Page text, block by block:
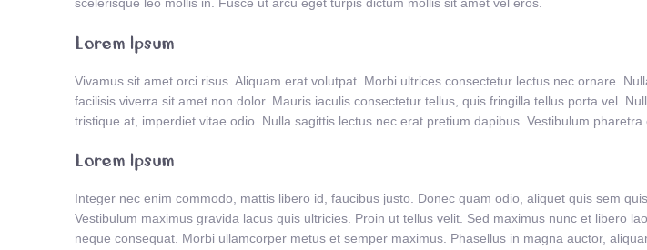
scelerisque leo mollis in. Fusce ut arcu eget turpis dictum mollis sit amet vel eros.
Lorem Ipsum
Vivamus sit amet orci risus. Aliquam erat volutpat. Morbi ultrices consectetur lectus nec ornare.
facilisis viverra sit amet non dolor. Mauris iaculis consectetur tellus, quis fringilla tellus porta vel.
tristique at, imperdiet vitae odio. Nulla sagittis lectus nec erat pretium dapibus. Vestibulum pharetra
Lorem Ipsum
Integer nec enim commodo, mattis libero id, faucibus justo. Donec quam odio, aliquet quis sem
Vestibulum maximus gravida lacus quis ultricies. Proin ut tellus velit. Sed maximus nunc et libero
neque consequat. Morbi ullamcorper metus et semper maximus. Phasellus in magna auctor,